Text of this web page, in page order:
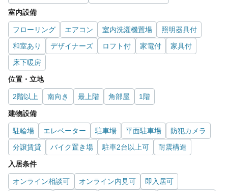
室内設備
フローリング エアコン 室内洗濯機置場
照明器具付
和室あり
デザイナーズ ロフト付 家電付
家具付
床下暖房
位置・立地
2階以上 南向き 最上階 角部屋 1階
建物設備
駐輪場 エレベーター 駐車場 平面駐車場
防犯カメラ
分譲賃貸
バイク置き場 駐車2台以上可 耐震構造
入居条件
オンライン相談可 オンライン内見可
即入居可